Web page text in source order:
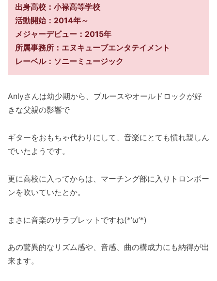
出身高校：小禄高等学校
活動開始：2014年～
メジャーデビュー：2015年
所属事務所：エヌキューブエンタテイメント
レーベル：ソニーミュージック
Anlyさんは幼少期から、ブルースやオールドロックが好
きな父親の影響で
ギターをおもちゃ代わりにして、音楽にとても慣れ親しん
でいたようです。
更に高校に入ってからは、マーチング部に入りトロンボー
ンを吹いていたとか。
まさに音楽のサラブレットですね(*’ω’*)
あの驚異的なリズム感や、音感、曲の構成力にも納得が出
来ます。